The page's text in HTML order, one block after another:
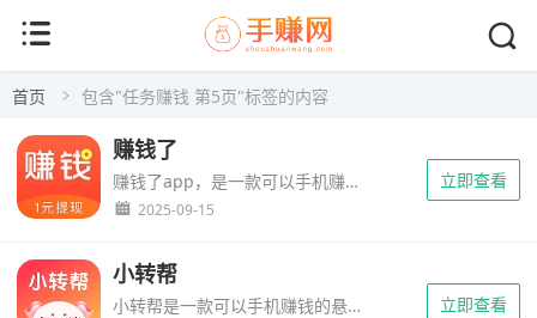
首页 包含"任务赚钱 第5页"标签的内容
赚钱了
赚钱了app，是一款可以手机赚钱的任务平台。用户可以通过在软件内接取悬赏任务，然后根据任务的步骤要求完成，就可以获得相应的悬赏奖励。不同的任务所能获得的收益是不一样的，有的任务单价比较高，可能一个任务...
2025-09-15
立即查看
小转帮
小转帮是一款可以手机赚钱的悬赏任务app，多种的悬赏任务类型，平台的用户可以自由接取。当你根据任务的要求完成后，就可以获得相应的任务赏金奖励。平台有着大量的商家，每天都会发布需求任务，任务的奖励平台托... 立即查看